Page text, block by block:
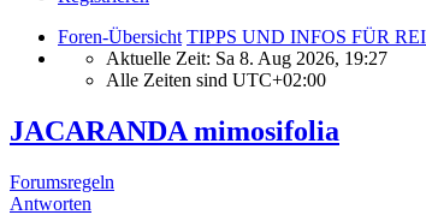
Foren-Übersicht TIPPS UND INFOS FÜR
Aktuelle Zeit: Sa 8. Aug 2026, 19:27
Alle Zeiten sind UTC+02:00
JACARANDA mimosifolia
Forumsregeln
Antworten